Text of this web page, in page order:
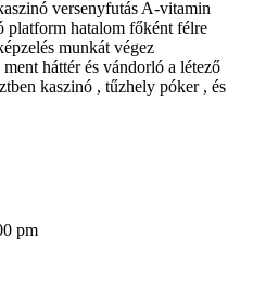
versenyfutás A-vitamin
platform hatalom főként félre
munkát végez
háttér és vándorló a létező
kaszinó , tűzhely póker , és
pm